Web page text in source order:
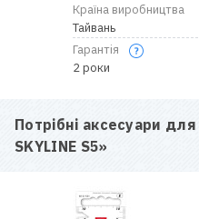
Країна виробництва
Тайвань
Гарантія
2 роки
Потрібні аксесуари для
SKYLINE S5»